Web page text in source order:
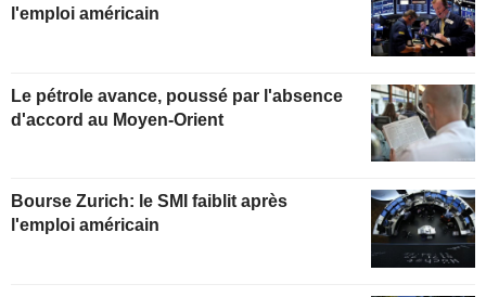
l'emploi américain
Le pétrole avance, poussé par l'absence
d'accord au Moyen-Orient
Bourse Zurich: le SMI faiblit après
l'emploi américain